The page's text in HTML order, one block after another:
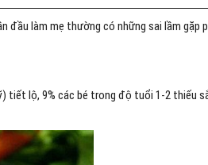
đầu làm mẹ thường có những sai lầm gặp
tiết lộ, 9% các bé trong độ tuổi 1-2 thiếu